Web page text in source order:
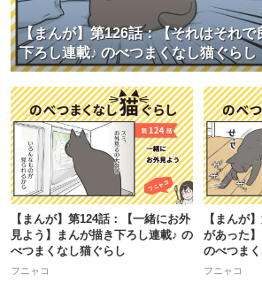
【まんが】第126話：【それはそれで
下ろし連載♪ のべつまくなし猫ぐらし
【まんが】第124話：【一緒にお外
見よう】まんが描き下ろし連載♪ の
べつまくなし猫ぐらし
フニャコ
【まんが
があった
のべつま
フニャコ